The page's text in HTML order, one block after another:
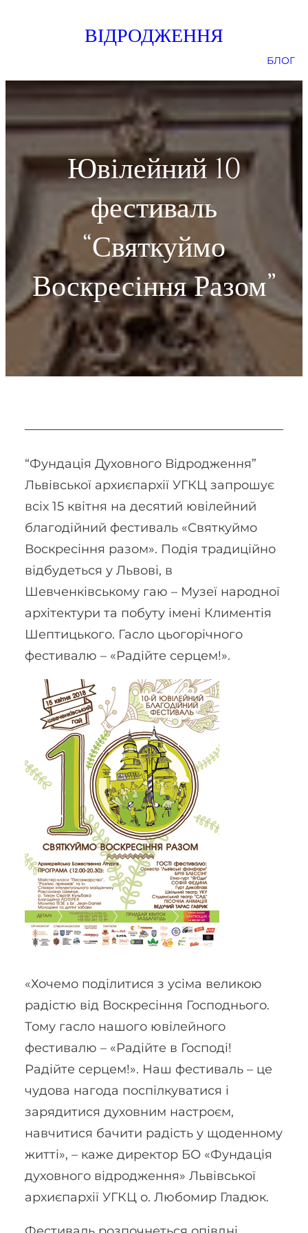
ВІДРОДЖЕННЯ
БЛОГ
Ювілейний 10
фестиваль
“Святкуймо
Воскресіння Разом”
“Фундація Духовного Відродження”
Львівської архиєпархії УГКЦ запрошує
всіх 15 квітня на десятий ювілейний
благодійний фестиваль «Святкуймо
Воскресіння разом». Подія традиційно
відбудеться у Львові, в
Шевченківському гаю – Музеї народної
архітектури та побуту імені Климентія
Шептицького. Гасло цьогорічного
фестивалю – «Радійте серцем!».
«Хочемо поділитися з усіма великою
радістю від Воскресіння Господнього.
Тому гасло нашого ювілейного
фестивалю – «Радійте в Господі!
Радійте серцем!». Наш фестиваль – це
чудова нагода поспілкуватися і
зарядитися духовним настроєм,
навчитися бачити радість у щоденному
житті», – каже директор БО «Фундація
духовного відродження» Львівської
архиєпархії УГКЦ о. Любомир Гладюк.